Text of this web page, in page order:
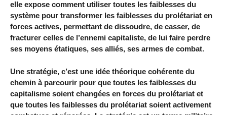
elle expose comment utiliser toutes les faiblesses du
système pour transformer les faiblesses du prolétariat en
forces actives, permettant de dissoudre, de casser, de
fracturer celles de l’ennemi capitaliste, de lui faire perdre
ses moyens étatiques, ses alliés, ses armes de combat.
Une stratégie, c’est une idée théorique cohérente du
chemin à parcourir pour que toutes les faiblesses du
capitalisme soient changées en forces du prolétariat et
que toutes les faiblesses du prolétariat soient activement